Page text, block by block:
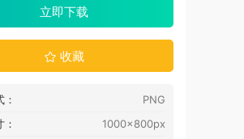
立即下载
收藏
PNG
1000x800px